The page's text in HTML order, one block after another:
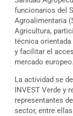
funcionarios del
Agroalimentaria
Agricultura,
técnica
y facilitar el
mercado europeo.
La actividad se
INVEST Verde y
representantes
sector, entre ellas